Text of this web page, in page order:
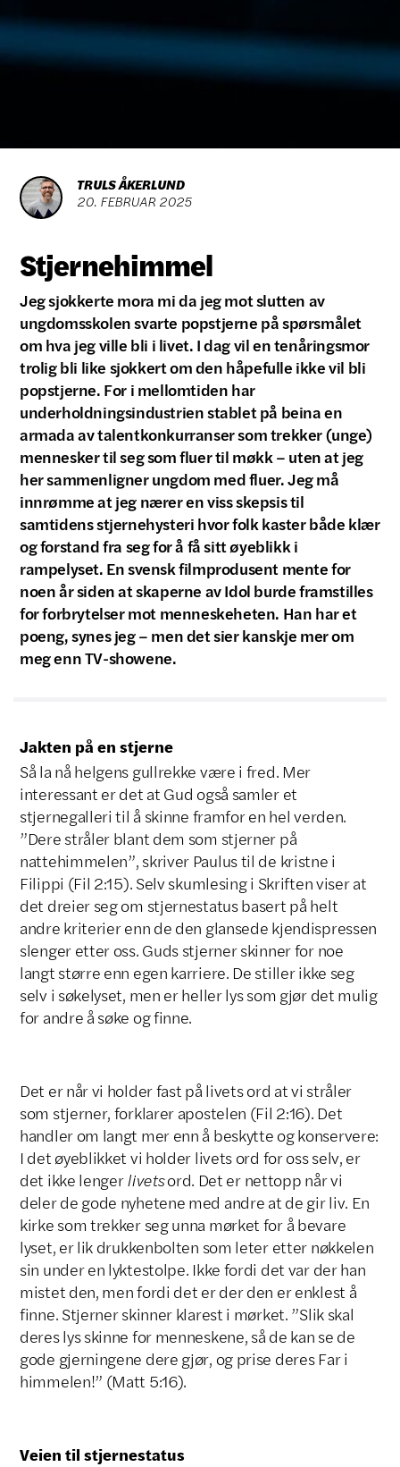
TRULS ÅKERLUND
20. FEBRUAR 2025
Stjernehimmel
Jeg sjokkerte mora mi da jeg mot slutten av
ungdomsskolen svarte popstjerne på spørsmålet
om hva jeg ville bli i livet. I dag vil en tenåringsmor
trolig bli like sjokkert om den håpefulle ikke vil bli
popstjerne. For i mellomtiden har
underholdningsindustrien stablet på beina en
armada av talentkonkurranser som trekker (unge)
mennesker til seg som fluer til møkk – uten at jeg
her sammenligner ungdom med fluer. Jeg må
innrømme at jeg nærer en viss skepsis til
samtidens stjernehysteri hvor folk kaster både klær
og forstand fra seg for å få sitt øyeblikk i
rampelyset. En svensk filmprodusent mente for
noen år siden at skaperne av Idol burde framstilles
for forbrytelser mot menneskeheten. Han har et
poeng, synes jeg – men det sier kanskje mer om
meg enn TV-showene.
Jakten på en stjerne
Så la nå helgens gullrekke være i fred. Mer
interessant er det at Gud også samler et
stjernegalleri til å skinne framfor en hel verden.
”Dere stråler blant dem som stjerner på
nattehimmelen”, skriver Paulus til de kristne i
Filippi (Fil 2:15). Selv skumlesing i Skriften viser at
det dreier seg om stjernestatus basert på helt
andre kriterier enn de den glansede kjendispressen
slenger etter oss. Guds stjerner skinner for noe
langt større enn egen karriere. De stiller ikke seg
selv i søkelyset, men er heller lys som gjør det mulig
for andre å søke og finne.
Det er når vi holder fast på livets ord at vi stråler
som stjerner, forklarer apostelen (Fil 2:16). Det
handler om langt mer enn å beskytte og konservere:
I det øyeblikket vi holder livets ord for oss selv, er
det ikke lengerlivetsord. Det er nettopp når vi
deler de gode nyhetene med andre at de gir liv. En
kirke som trekker seg unna mørket for å bevare
lyset, er lik drukkenbolten som leter etter nøkkelen
sin under en lyktestolpe. Ikke fordi det var der han
mistet den, men fordi det er der den er enklest å
finne. Stjerner skinner klarest i mørket. ”Slik skal
deres lys skinne for menneskene, så de kan se de
gode gjerningene dere gjør, og prise deres Far i
himmelen!” (Matt 5:16).
Veien til stjernestatus